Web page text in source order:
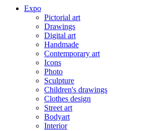
Expo
Pictorial art
Drawings
Digital art
Handmade
Contemporary art
Icons
Photo
Sculpture
Children's drawings
Clothes design
Street art
Bodyart
Interior